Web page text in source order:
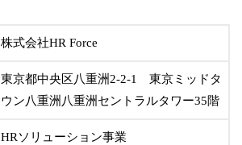
株式会社HR Force
東京都中央区八重洲2-2-1 東京ミッドタ
ウン八重洲八重洲セントラルタワー35階
HRソリューション事業